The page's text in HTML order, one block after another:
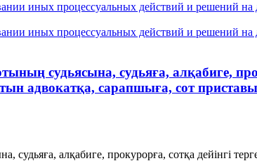
иных процессуальных действий и решений на
иных процессуальных действий и решений на
судьясына, судьяға, алқабиге,
адвокатқа, сарапшыға, сот
алқабиге, прокурорға, сотқа дейінгі